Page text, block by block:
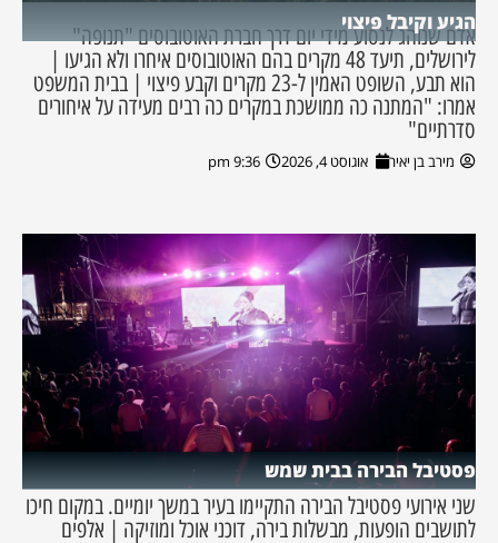
הגיע וקיבל פיצוי
אדם שנוהג לנסוע מידי יום דרך חברת האוטובוסים "תנופה"
לירושלים, תיעד 48 מקרים בהם האוטובוסים איחרו ולא הגיעו |
הוא תבע, השופט האמין ל-23 מקרים וקבע פיצוי | בבית המשפט
אמרו: "המתנה כה ממושכת במקרים כה רבים מעידה על איחורים
סדרתיים"
מירב בן יאיר אוגוסט 4, 2026 9:36 pm
פסטיבל הבירה בבית שמש
שני אירועי פסטיבל הבירה התקיימו בעיר במשך יומיים. במקום חיכו
לתושבים הופעות, מבשלות בירה, דוכני אוכל ומוזיקה | אלפים